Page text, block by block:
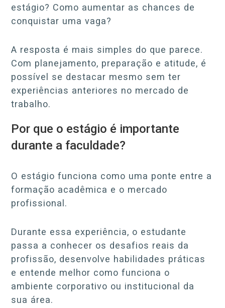
estágio? Como aumentar as chances de
conquistar uma vaga?
A resposta é mais simples do que parece.
Com planejamento, preparação e atitude, é
possível se destacar mesmo sem ter
experiências anteriores no mercado de
trabalho.
Por que o estágio é importante
durante a faculdade?
O estágio funciona como uma ponte entre a
formação acadêmica e o mercado
profissional.
Durante essa experiência, o estudante
passa a conhecer os desafios reais da
profissão, desenvolve habilidades práticas
e entende melhor como funciona o
ambiente corporativo ou institucional da
sua área.